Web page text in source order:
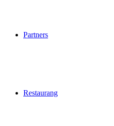
Partners
Restaurang